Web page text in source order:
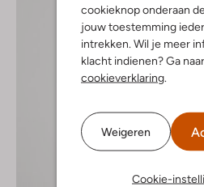
cookieknop onderaan
jouw toestemming
intrekken. Wil je meer
klacht indienen? Ga
cookieverklaring.
Weigeren
Cookie-